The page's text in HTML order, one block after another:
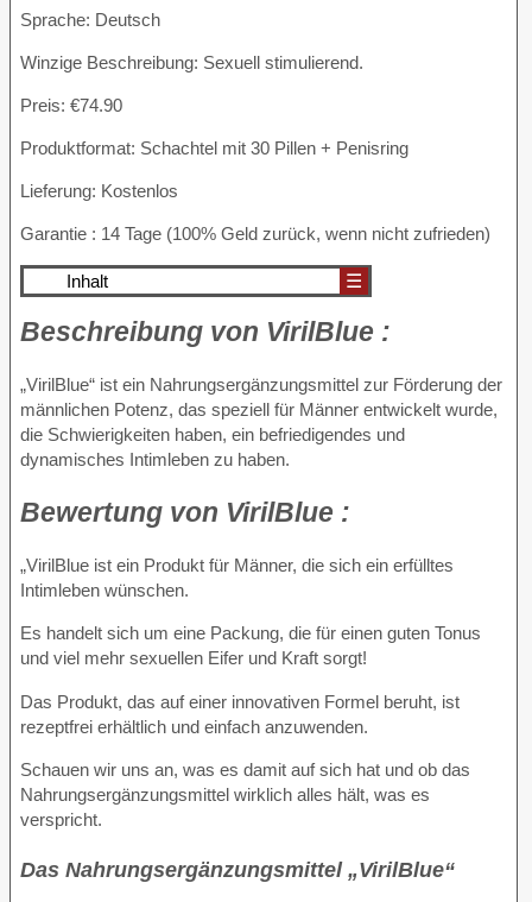
Sprache: Deutsch
Winzige Beschreibung: Sexuell stimulierend.
Preis: €74.90
Produktformat: Schachtel mit 30 Pillen + Penisring
Lieferung: Kostenlos
Garantie : 14 Tage (100% Geld zurück, wenn nicht zufrieden)
Inhalt ☰
Beschreibung von VirilBlue :
„VirilBlue“ ist ein Nahrungsergänzungsmittel zur Förderung der
männlichen Potenz, das speziell für Männer entwickelt wurde,
die Schwierigkeiten haben, ein befriedigendes und
dynamisches Intimleben zu haben.
Bewertung von VirilBlue :
„VirilBlue ist ein Produkt für Männer, die sich ein erfülltes
Intimleben wünschen.
Es handelt sich um eine Packung, die für einen guten Tonus
und viel mehr sexuellen Eifer und Kraft sorgt!
Das Produkt, das auf einer innovativen Formel beruht, ist
rezeptfrei erhältlich und einfach anzuwenden.
Schauen wir uns an, was es damit auf sich hat und ob das
Nahrungsergänzungsmittel wirklich alles hält, was es
verspricht.
Das Nahrungsergänzungsmittel „VirilBlue“